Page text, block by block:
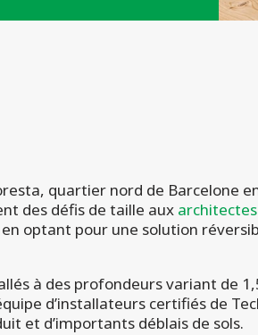
quartier nord de Barcelone
des défis de taille aux architectes
optant pour une solution
à des profondeurs variant de
d’installateurs certifiés de
et d’importants déblais de sols.